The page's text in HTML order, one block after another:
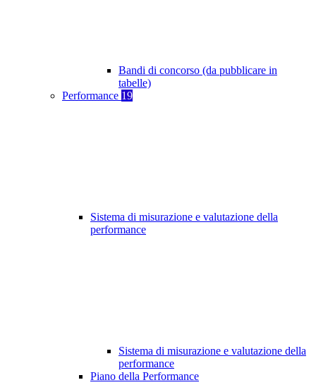
Bandi di concorso (da pubblicare in
tabelle)
Performance 19
Sistema di misurazione e valutazione della
performance
Sistema di misurazione e valutazione della
performance
Piano della Performance